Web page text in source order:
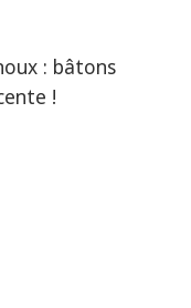
: bâtons
!